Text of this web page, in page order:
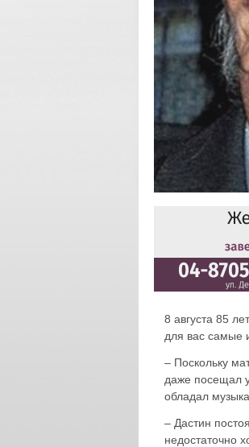
8 августа 85
для вас самые
– Поскольку
даже посещал
обладал
– Дастин
недостаточно